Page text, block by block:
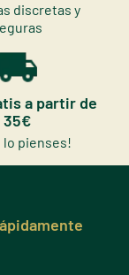
discretas y
a partir de
35€
lo pienses!